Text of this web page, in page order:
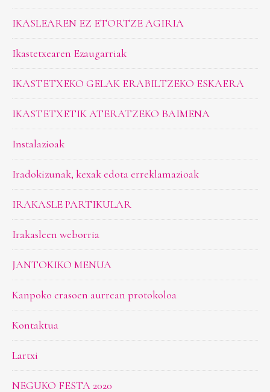
IKASLEAREN EZ ETORTZE AGIRIA
Ikastetxearen Ezaugarriak
IKASTETXEKO GELAK ERABILTZEKO ESKAERA
IKASTETXETIK ATERATZEKO BAIMENA
Instalazioak
Iradokizunak, kexak edota erreklamazioak
IRAKASLE PARTIKULAR
Irakasleen weborria
JANTOKIKO MENUA
Kanpoko erasoen aurrean protokoloa
Kontaktua
Lartxi
NEGUKO FESTA 2020